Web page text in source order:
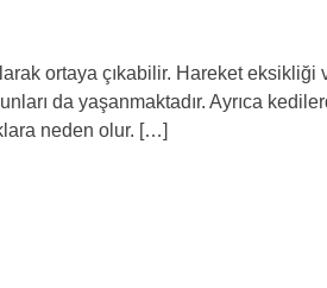
ortaya çıkabilir. Hareket
da yaşanmaktadır. Ayrıca
neden olur. […]